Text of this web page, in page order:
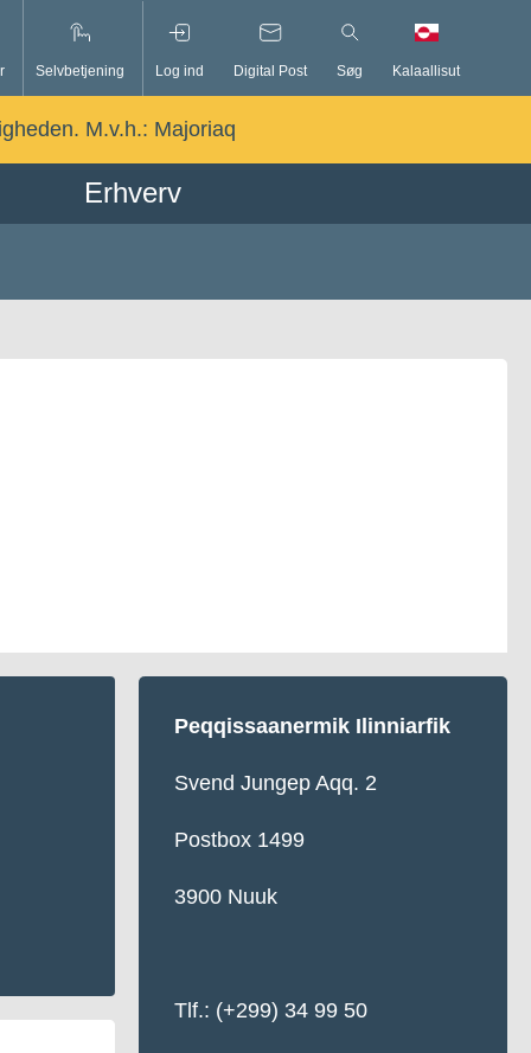
Selvbetjening Log ind Digital Post Søg Kalaallisut
M.v.h.: Majoriaq
Erhverv
Peqqissaanermik Ilinniarfik
Svend Jungep Aqq. 2
Postbox 1499
3900 Nuuk
Tlf.: (+299) 34 99 50